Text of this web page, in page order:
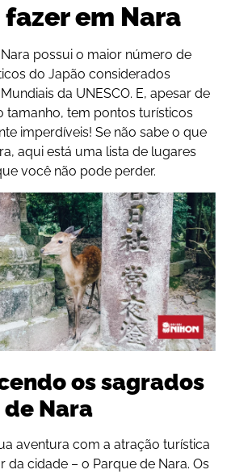
fazer em Nara
possui o maior número de
do Japão considerados
da UNESCO. E, apesar de
tamanho, tem pontos turísticos
imperdíveis! Se não sabe o que
aqui está uma lista de lugares
você não pode perder.
os sagrados
Nara
aventura com a atração turística
da cidade – o Parque de Nara. Os